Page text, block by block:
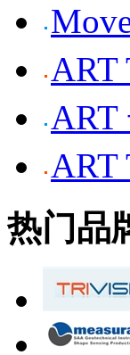
ART
热门品